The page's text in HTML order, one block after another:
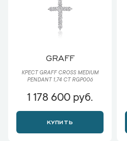
GRAFF
КРЕСТ GRAFF CROSS MEDIUM
PENDANT 1,74 CT RGP006
1 178 600 руб.
КУПИТЬ